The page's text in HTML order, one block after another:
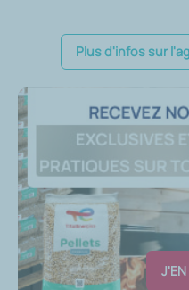
Plus d'infos sur
J'EN